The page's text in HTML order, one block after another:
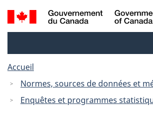
Passer
au
Passer
à
Recherche
et
Accueil
Normes, sources de données et
Enquêtes et programmes